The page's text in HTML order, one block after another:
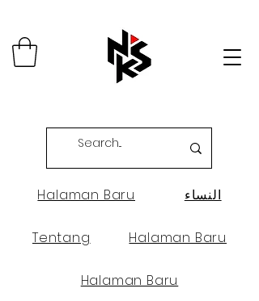
Halaman Baru النساء
Tentang Halaman Baru
Halaman Baru